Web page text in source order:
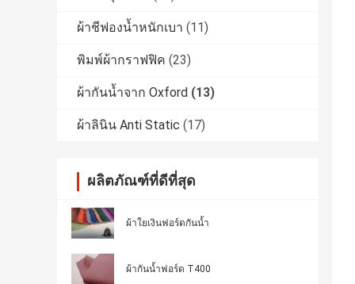
ผ้าชีฟองน้ำหนักเบา (11)
พิมพ์ผ้ากราฟฟิค (23)
ผ้ากันน้ำจาก Oxford (13)
ผ้าลินิน Anti Static (17)
ผลิตภัณฑ์ที่ดีที่สุด
ผ้าใยเงินฟอร์ดกันน้ำ
ผ้ากันน้ำฟอร์ด T400